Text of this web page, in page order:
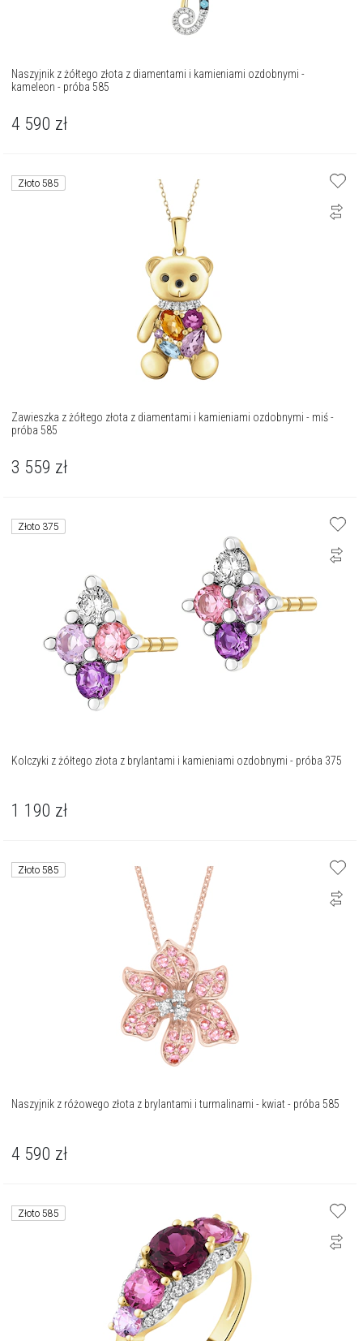
Naszyjnik z żółtego złota z diamentami i kamieniami ozdobnymi -
kameleon - próba 585
4 590 zł
Złoto 585
Zawieszka z żółtego złota z diamentami i kamieniami ozdobnymi - miś -
próba 585
3 559 zł
Złoto 375
Kolczyki z żółtego złota z brylantami i kamieniami ozdobnymi - próba 375
1 190 zł
Złoto 585
Naszyjnik z różowego złota z brylantami i turmalinami - kwiat - próba 585
4 590 zł
Złoto 585